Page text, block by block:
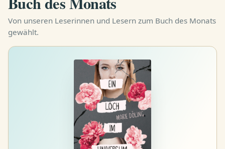
Von unseren Leserinnen und Lesern zum Buch des Monats
gewählt.